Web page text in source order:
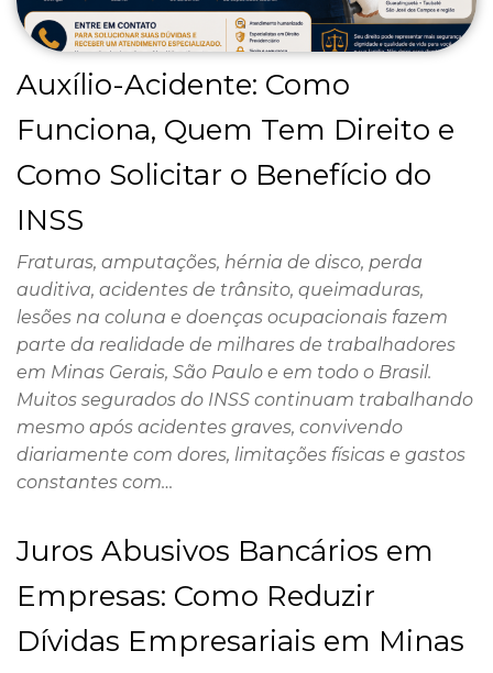
Auxílio-Acidente: Como
Funciona, Quem Tem Direito e
Como Solicitar o Benefício do
INSS
Fraturas, amputações, hérnia de disco, perda
auditiva, acidentes de trânsito, queimaduras,
lesões na coluna e doenças ocupacionais fazem
parte da realidade de milhares de trabalhadores
em Minas Gerais, São Paulo e em todo o Brasil.
Muitos segurados do INSS continuam trabalhando
mesmo após acidentes graves, convivendo
diariamente com dores, limitações físicas e gastos
constantes com…
Juros Abusivos Bancários em
Empresas: Como Reduzir
Dívidas Empresariais em Minas